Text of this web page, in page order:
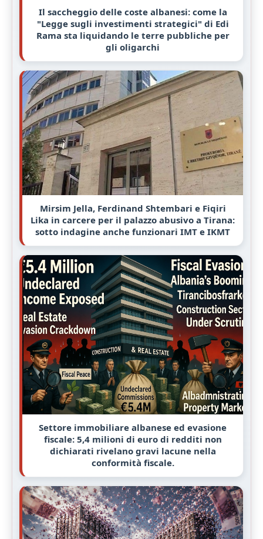
Il saccheggio delle coste albanesi: come la
"Legge sugli investimenti strategici" di Edi
Rama sta liquidando le terre pubbliche per
gli oligarchi
Mirsim Jella, Ferdinand Shtembari e Fiqiri
Lika in carcere per il palazzo abusivo a Tirana:
sotto indagine anche funzionari IMT e IKMT
Settore immobiliare albanese ed evasione
fiscale: 5,4 milioni di euro di redditi non
dichiarati rivelano gravi lacune nella
conformità fiscale.